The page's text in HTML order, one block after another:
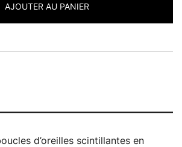
Evershine
AJOUTER AU PANIER
d’oreilles scintillantes en